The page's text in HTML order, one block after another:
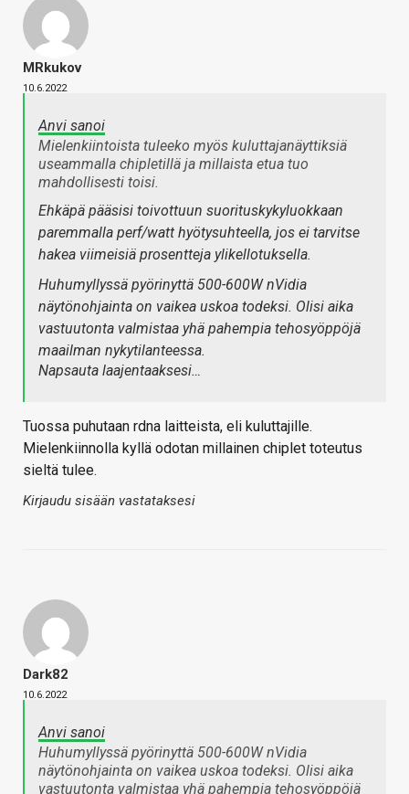
MRkukov
10.6.2022
Anvi sanoi
Mielenkiintoista tuleeko myös kuluttajanäyttiksiä
useammalla chipletillä ja millaista etua tuo
mahdollisesti toisi.
Ehkäpä pääsisi toivottuun suorituskykyluokkaan
paremmalla perf/watt hyötysuhteella, jos ei tarvitse
hakea viimeisiä prosentteja ylikellotuksella.
Huhumyllyssä pyörinyttä 500-600W nVidia
näytönohjainta on vaikea uskoa todeksi. Olisi aika
vastuutonta valmistaa yhä pahempia tehosyöppöjä
maailman nykytilanteessa.
Napsauta laajentaaksesi…
Tuossa puhutaan rdna laitteista, eli kuluttajille.
Mielenkiinnolla kyllä odotan millainen chiplet toteutus
sieltä tulee.
Kirjaudu sisään vastataksesi
Dark82
10.6.2022
Anvi sanoi
Huhumyllyssä pyörinyttä 500-600W nVidia
näytönohjainta on vaikea uskoa todeksi. Olisi aika
vastuutonta valmistaa yhä pahempia tehosyöppöjä